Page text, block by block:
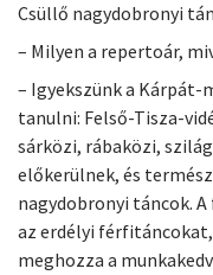
Csüllő nagydobronyi
– Milyen a repertoár,
– Igyekszünk a
tanulni: Felső-Tisza-
sárközi, rábaközi,
előkerülnek, és
nagydobronyi táncok.
az erdélyi
meghozza a